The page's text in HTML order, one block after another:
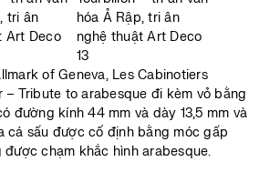
of Geneva, Les Cabinotiers
– Tribute to arabesque đi kèm vỏ bằng
đường kính 44 mm và dày 13,5 mm và
cá sấu được cố định bằng móc gấp
chạm khắc hình arabesque.